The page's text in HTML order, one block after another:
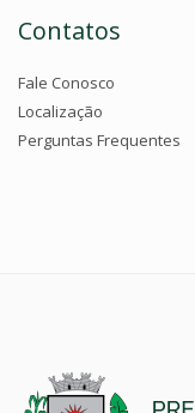
Contatos
Fale Conosco
Localização
Perguntas Frequentes